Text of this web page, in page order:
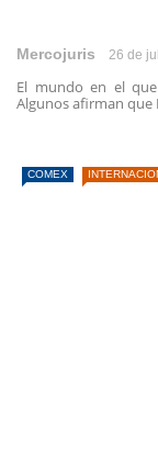
Mercojuris 26 de
El mundo en el
Algunos afirman que
COMEX